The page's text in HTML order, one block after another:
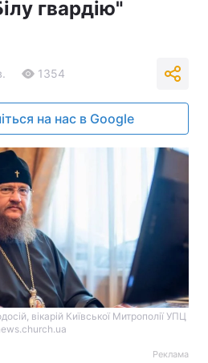
гвардію"
1354
на нас в Google
вікарій Київської Митрополії УПЦ
Реклама